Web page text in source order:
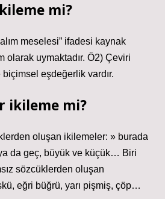
mi?
meselesi” ifadesi kaynak
olarak uymaktadır. Ö2) Çeviri
eşdeğerlik vardır.
ikileme mi?
oluşan ikilemeler: » burada
da geç, büyük ve küçük… Biri
sözcüklerden oluşan
eğri büğrü, yarı pişmiş, çöp…